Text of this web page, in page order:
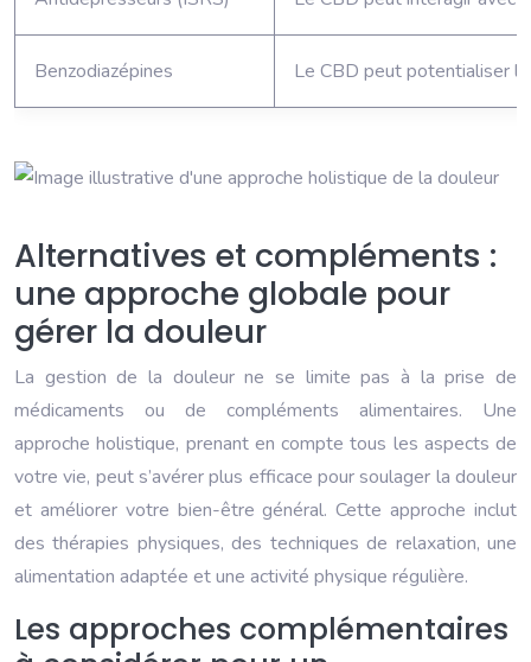
Benzodiazépines Le CBD peut potentialiser
Alternatives et compléments :
une approche globale pour
gérer la douleur
La gestion de la douleur ne se limite pas à la prise de
médicaments ou de compléments alimentaires. Une
approche holistique, prenant en compte tous les aspects de
votre vie, peut s’avérer plus efficace pour soulager la douleur
et améliorer votre bien-être général. Cette approche inclut
des thérapies physiques, des techniques de relaxation, une
alimentation adaptée et une activité physique régulière.
Les approches complémentaires